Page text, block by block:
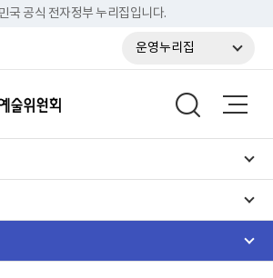
국 공식 전자정부 누리집입니다.
운영누리집